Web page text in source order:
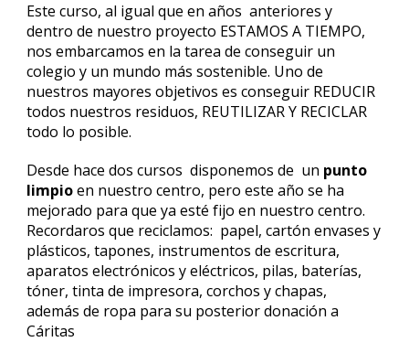
Este curso, al igual que en años anteriores y
dentro de nuestro proyecto ESTAMOS A TIEMPO,
nos embarcamos en la tarea de conseguir un
colegio y un mundo más sostenible. Uno de
nuestros mayores objetivos es conseguir REDUCIR
todos nuestros residuos, REUTILIZAR Y RECICLAR
todo lo posible.
Desde hace dos cursos disponemos de un punto
limpioen nuestro centro, pero este año se ha
mejorado para que ya esté fijo en nuestro centro.
Recordaros que reciclamos: papel, cartón envases y
plásticos, tapones, instrumentos de escritura,
aparatos electrónicos y eléctricos, pilas, baterías,
tóner, tinta de impresora, corchos y chapas,
además de ropa para su posterior donación a
Cáritas